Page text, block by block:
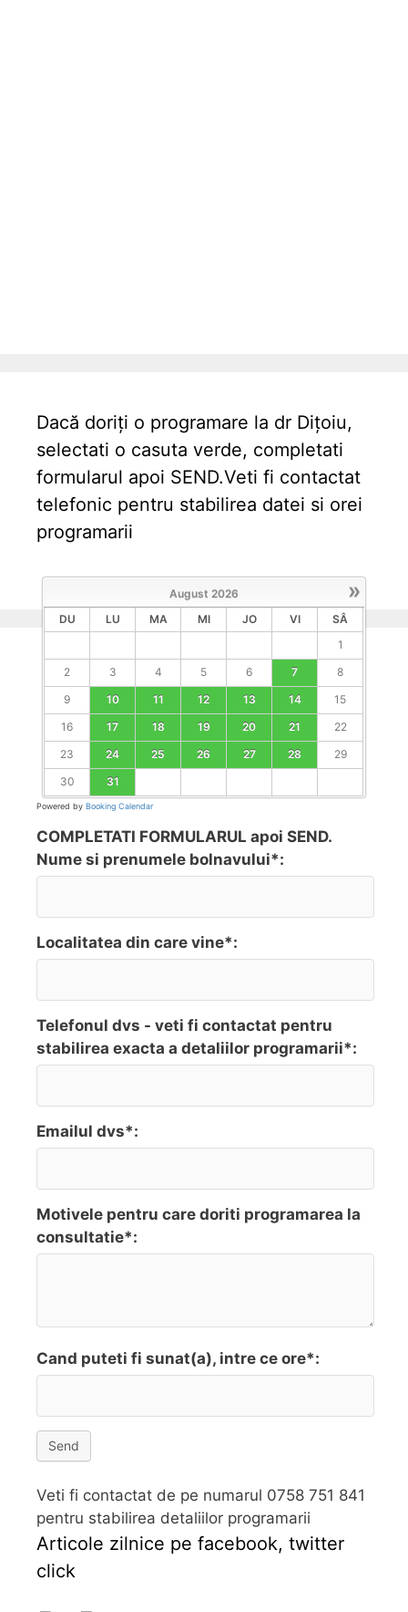
Dacă doriți o programare la dr Dițoiu,
selectati o casuta verde, completati
formularul apoi SEND.Veti fi contactat
telefonic pentru stabilirea datei si orei
programarii
»
August 2026
DU
LU MA MI JO VI
SÂ
1
2
3 4 5 6 7
8
9
10 11 12 13 14
15
16
17 18 19 20 21
22
23
24 25 26 27 28
29
30
31
Powered by Booking Calendar
COMPLETATI FORMULARUL apoi SEND.
Nume si prenumele bolnavului*:
Localitatea din care vine*:
Telefonul dvs - veti fi contactat pentru
stabilirea exacta a detaliilor programarii*:
Emailul dvs*:
Motivele pentru care doriti programarea la
consultatie*:
Cand puteti fi sunat(a), intre ce ore*:
Send
Veti fi contactat de pe numarul 0758 751 841
pentru stabilirea detaliilor programarii
Articole zilnice pe facebook, twitter
click